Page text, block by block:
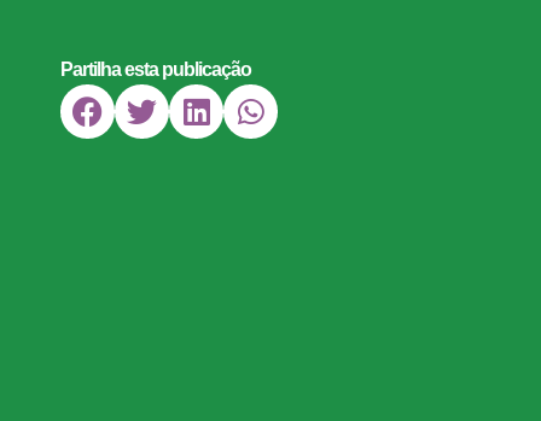
Partilha esta publicação